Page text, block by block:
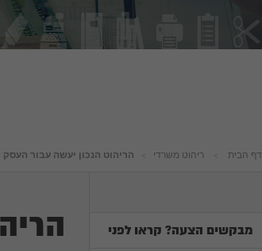
דף הבית ריהוט משרדי הריהוט הנכון יעשה עבור
מבקשים הצעה? קראו לפני